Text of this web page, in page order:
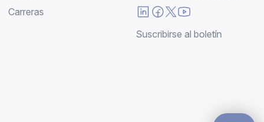
Carreras
Suscribirse al boletín